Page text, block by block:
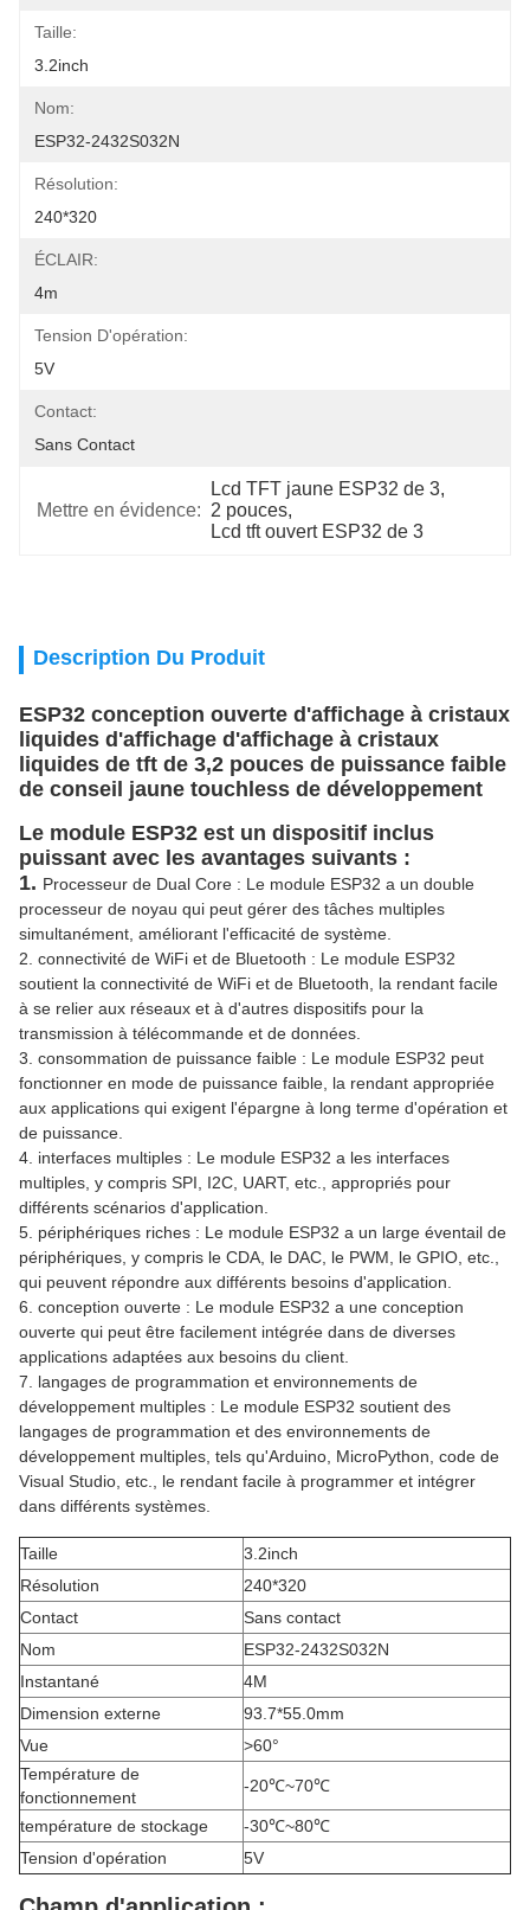
Taille:
3.2inch
Nom:
ESP32-2432S032N
Résolution:
240*320
ÉCLAIR:
4m
Tension D'opération:
5V
Contact:
Sans Contact
Mettre en évidence:
Lcd TFT jaune ESP32 de 3,
2 pouces,
Lcd tft ouvert ESP32 de 3
Description Du Produit
ESP32 conception ouverte d'affichage à cristaux
liquides d'affichage d'affichage à cristaux
liquides de tft de 3,2 pouces de puissance faible
de conseil jaune touchless de développement
Le module ESP32 est un dispositif inclus
puissant avec les avantages suivants :
1. Processeur de Dual Core : Le module ESP32 a un double
processeur de noyau qui peut gérer des tâches multiples
simultanément, améliorant l'efficacité de système.
2. connectivité de WiFi et de Bluetooth : Le module ESP32
soutient la connectivité de WiFi et de Bluetooth, la rendant facile
à se relier aux réseaux et à d'autres dispositifs pour la
transmission à télécommande et de données.
3. consommation de puissance faible : Le module ESP32 peut
fonctionner en mode de puissance faible, la rendant appropriée
aux applications qui exigent l'épargne à long terme d'opération et
de puissance.
4. interfaces multiples : Le module ESP32 a les interfaces
multiples, y compris SPI, I2C, UART, etc., appropriés pour
différents scénarios d'application.
5. périphériques riches : Le module ESP32 a un large éventail de
périphériques, y compris le CDA, le DAC, le PWM, le GPIO, etc.,
qui peuvent répondre aux différents besoins d'application.
6. conception ouverte : Le module ESP32 a une conception
ouverte qui peut être facilement intégrée dans de diverses
applications adaptées aux besoins du client.
7. langages de programmation et environnements de
développement multiples : Le module ESP32 soutient des
langages de programmation et des environnements de
développement multiples, tels qu'Arduino, MicroPython, code de
Visual Studio, etc., le rendant facile à programmer et intégrer
dans différents systèmes.
Taille
3.2inch
Résolution
240*320
Contact
Sans contact
Nom
ESP32-2432S032N
Instantané
4M
Dimension externe
93.7*55.0mm
Vue
>60°
Température de
fonctionnement
-20℃~70℃
température de stockage
-30℃~80℃
Tension d'opération
5V